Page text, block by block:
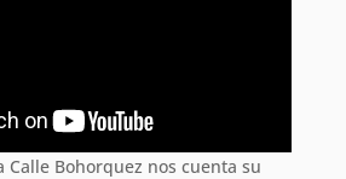
Calle Bohorquez nos cuenta su